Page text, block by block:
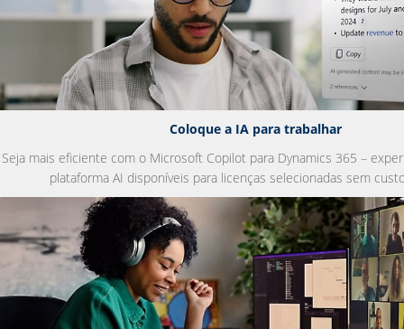
Coloque a IA para trabalhar
Seja mais eficiente com o Microsoft Copilot para Dynamics 365 –
plataforma AI disponíveis para licenças selecionadas sem